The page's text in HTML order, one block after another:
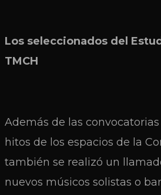
Los seleccionados del
TMCH
Además de las
hitos de los espacios de la
también se realizó un
nuevos músicos solistas o